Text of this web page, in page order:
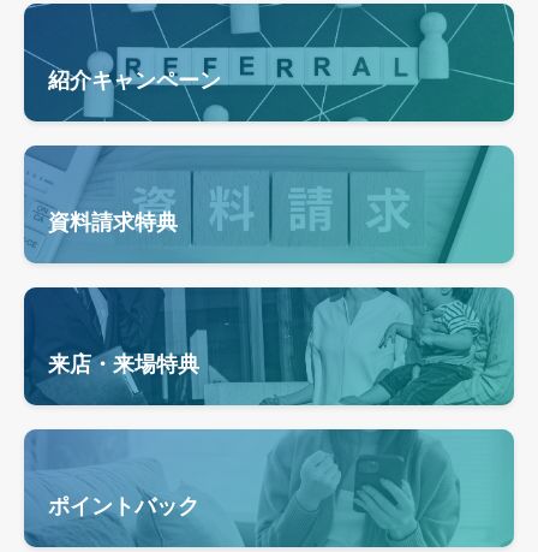
紹介キャンペーン
資料請求特典
来店・来場特典
ポイントバック